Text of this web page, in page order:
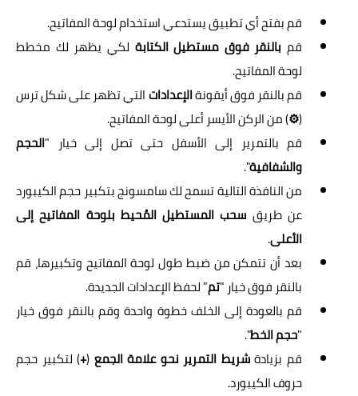
قم بفتح أي تطبيق يستدعي استخدام لوحة المفاتيح.
قم بالنقر فوق مستطيل الكتابة لكي يظهر لك مخطط
لوحة المفاتيح.
قم بالنقر فوق أيقونةالإعداداتالتي تظهر على شكل ترس
(
⚙) من الركن الأيسر أعلى لوحة المفاتيح.
قم بالتمرير إلى الأسفل حتى تصل إلى خيار "الحجم
والشفافية".
من النافذة التالية تسمح لك سامسونج بتكبير حجم الكيبورد
عن طريق سحب المستطيل المُحيط بلوحة المفاتيح إلى
الأعلى.
بعد أن تتمكن من ضبط طول لوحة المفاتيح وتكبيرها، قم
بالنقر فوق خيار "تم" لحفظ الإعدادات الجديدة.
قم بالعودة إلى الخلف خطوة واحدة وقم بالنقر فوق خيار
"حجم الخط".
قم بزيادةشريط التمرير نحو علامة الجمع (
+) لتكبير حجم
حروف الكيبورد.